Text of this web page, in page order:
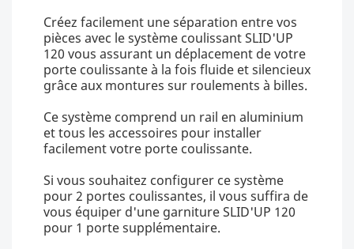
Créez facilement une séparation entre vos
pièces avec le système coulissant SLID'UP
120 vous assurant un déplacement de votre
porte coulissante à la fois fluide et silencieux
grâce aux montures sur roulements à billes.
Ce système comprend un rail en aluminium
et tous les accessoires pour installer
facilement votre porte coulissante.
Si vous souhaitez configurer ce système
pour 2 portes coulissantes, il vous suffira de
vous équiper d'une garniture SLID'UP 120
pour 1 porte supplémentaire.